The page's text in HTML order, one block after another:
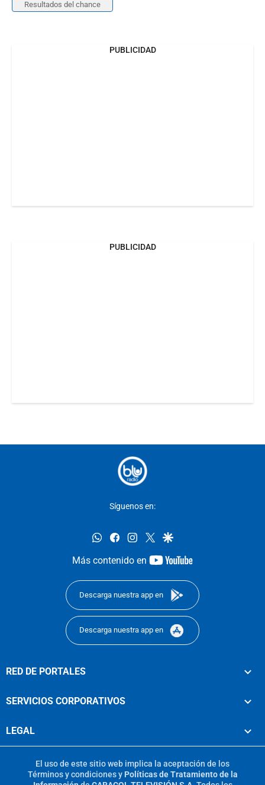
Resultados del chance
PUBLICIDAD
PUBLICIDAD
Síguenos en:
whatsappfacebookinstagram
twittergoogle
Más contenido en
youtube-
Descarga nuestra app en
Descarga nuestra app en
RED DE PORTALES
SERVICIOS CORPORATIVOS
LEGAL
El uso de este sitio web implica la aceptación de los
Términos y condicionesy Políticas de Tratamiento de la